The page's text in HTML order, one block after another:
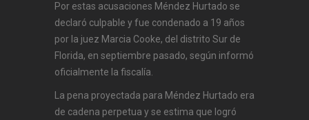
Por estas acusaciones Méndez Hurtado se
declaró culpable y fue condenado a 19 años
por la juez Marcia Cooke, del distrito Sur de
Florida, en septiembre pasado, según informó
oficialmente la fiscalía.
La pena proyectada para Méndez Hurtado era
de cadena perpetua y se estima que logró